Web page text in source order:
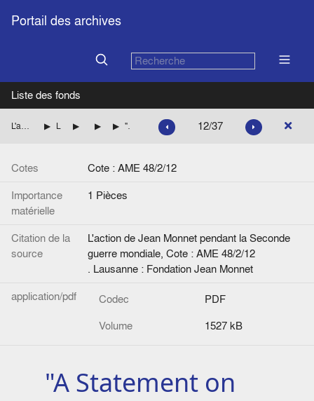
Portail des archives
Liste des fonds
L'action de Jean Monnet pendant la Seconde guerre mondiale Les questions monétaires et financières
Questions monétaires en France
"A Statement on the Establishment of a Bank for Reconstruc­tion and Development" 12/37
Cotes
Cote : AME 48/2/12
Importance
matérielle
1 Pièces
Citation de la
source
L'action de Jean Monnet pendant la Seconde
guerre mondiale, Cote : AME 48/2/12
. Lausanne : Fondation Jean Monnet
application/pdf
Codec
PDF
Volume
1527 kB
"A Statement on